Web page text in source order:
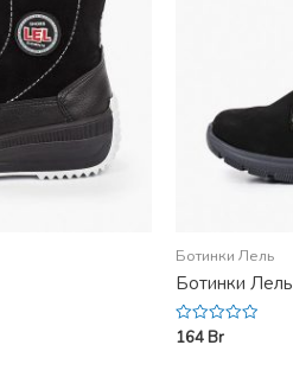
Ботинки Лель
Ботинки Лель
Rated
164Br